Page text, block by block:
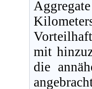
mit
die